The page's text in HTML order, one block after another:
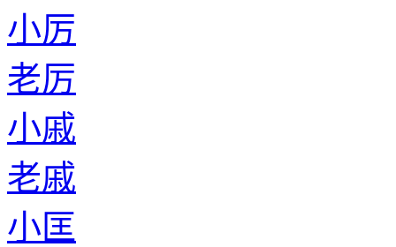
小厉
老厉
小戚
老戚
小匡